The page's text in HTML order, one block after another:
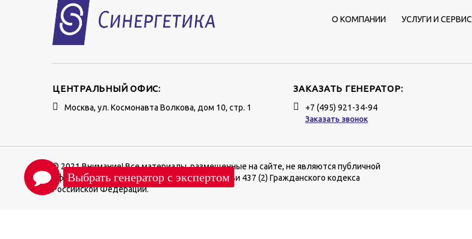
О КОМПАНИИ УСЛУГИ И СЕРВИС
ЦЕНТРАЛЬНЫЙ ОФИС:
Москва, ул. Космонавта Волкова, дом 10, стр. 1
ЗАКАЗАТЬ ГЕНЕРАТОР:
+7 (495) 921-34-94
Заказать звонок
© 2021 Внимание! Все материалы, размещенные на сайте, не являются публичной
офертой, определяемой положениями Статьи 437 (2) Гражданского кодекса
Российской Федерации.